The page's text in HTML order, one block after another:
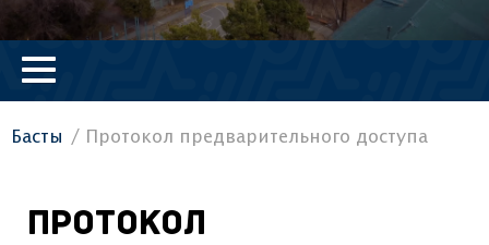
Басты Протокол предварительного доступа
Протокол